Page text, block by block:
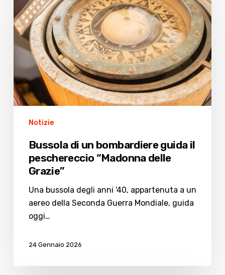
un
bombardiere
guida
il
peschereccio
“Madonna
delle
Grazie”
Notizie
Bussola di un bombardiere guida il
peschereccio “Madonna delle
Grazie”
Una bussola degli anni '40, appartenuta a un
aereo della Seconda Guerra Mondiale, guida
oggi…
24 Gennaio 2026